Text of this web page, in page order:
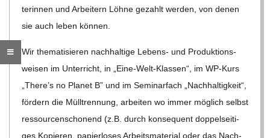
M
I
D
T
te­rin­nen und Arbei­tern Löhne gezahlt wer­den, von denen
sie auch leben können.
Wir the­ma­ti­sie­ren nach­hal­tige Lebens- und Pro­duk­ti­ons­
wei­sen im Unter­richt, in „Eine-Welt-Klas­sen“, im WP-Kurs
„There’s no Pla­net B” und im Semi­nar­fach „Nach­hal­tig­keit“,
för­dern die Müll­tren­nung, arbei­ten wo immer mög­lich selbst
res­sour­cen­scho­nend (z.B. durch kon­se­quent dop­pel­sei­ti­
ges Kopie­ren, papier­lo­ses Arbeits­ma­te­rial oder das Nach­